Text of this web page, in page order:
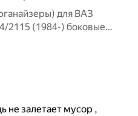
для ВАЗ
2115 (1984-) боковые
не залетает мусор ,